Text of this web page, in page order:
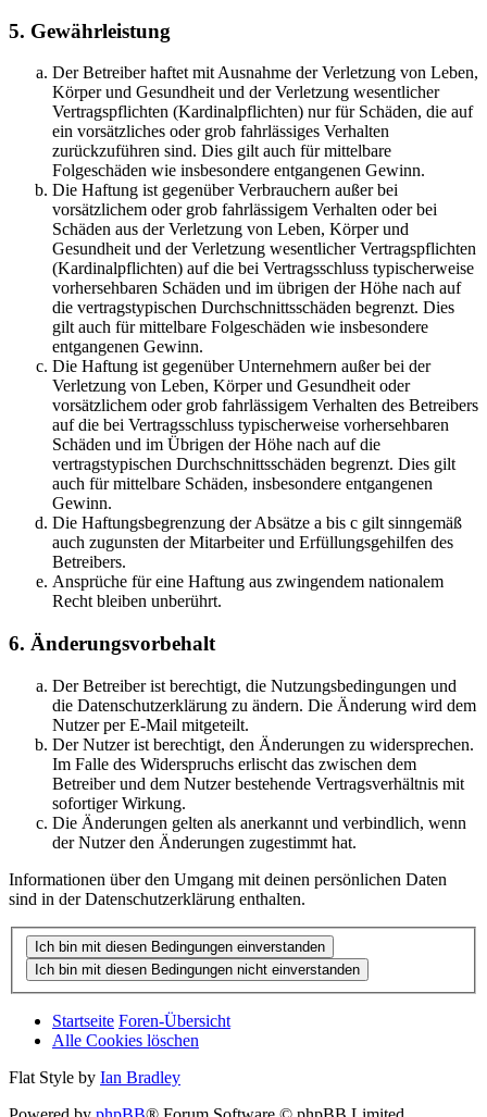
5. Gewährleistung
Der Betreiber haftet mit Ausnahme der Verletzung von Leben,
Körper und Gesundheit und der Verletzung wesentlicher
Vertragspflichten (Kardinalpflichten) nur für Schäden, die auf
ein vorsätzliches oder grob fahrlässiges Verhalten
zurückzuführen sind. Dies gilt auch für mittelbare
Folgeschäden wie insbesondere entgangenen Gewinn.
Die Haftung ist gegenüber Verbrauchern außer bei
vorsätzlichem oder grob fahrlässigem Verhalten oder bei
Schäden aus der Verletzung von Leben, Körper und
Gesundheit und der Verletzung wesentlicher Vertragspflichten
(Kardinalpflichten) auf die bei Vertragsschluss typischerweise
vorhersehbaren Schäden und im übrigen der Höhe nach auf
die vertragstypischen Durchschnittsschäden begrenzt. Dies
gilt auch für mittelbare Folgeschäden wie insbesondere
entgangenen Gewinn.
Die Haftung ist gegenüber Unternehmern außer bei der
Verletzung von Leben, Körper und Gesundheit oder
vorsätzlichem oder grob fahrlässigem Verhalten des Betreibers
auf die bei Vertragsschluss typischerweise vorhersehbaren
Schäden und im Übrigen der Höhe nach auf die
vertragstypischen Durchschnittsschäden begrenzt. Dies gilt
auch für mittelbare Schäden, insbesondere entgangenen
Gewinn.
Die Haftungsbegrenzung der Absätze a bis c gilt sinngemäß
auch zugunsten der Mitarbeiter und Erfüllungsgehilfen des
Betreibers.
Ansprüche für eine Haftung aus zwingendem nationalem
Recht bleiben unberührt.
6. Änderungsvorbehalt
Der Betreiber ist berechtigt, die Nutzungsbedingungen und
die Datenschutzerklärung zu ändern. Die Änderung wird dem
Nutzer per E-Mail mitgeteilt.
Der Nutzer ist berechtigt, den Änderungen zu widersprechen.
Im Falle des Widerspruchs erlischt das zwischen dem
Betreiber und dem Nutzer bestehende Vertragsverhältnis mit
sofortiger Wirkung.
Die Änderungen gelten als anerkannt und verbindlich, wenn
der Nutzer den Änderungen zugestimmt hat.
Informationen über den Umgang mit deinen persönlichen Daten
sind in der Datenschutzerklärung enthalten.
Startseite Foren-Übersicht
Alle Cookies löschen
Flat Style by Ian Bradley